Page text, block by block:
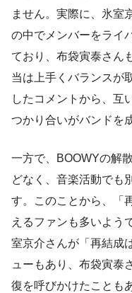
ません。実際に、氷室
の中でメンバーをライ
ており、布袋寅泰さん
当は上手くバランスが
したコメントから、互
つかり合いがバンドを
一方で、BOOWYの解
どなく、音楽活動でも
す。このことから、「
えるファンも多いよう
室京介さんが「再結成
ューもあり、布袋寅泰
復を呼びかけたことも